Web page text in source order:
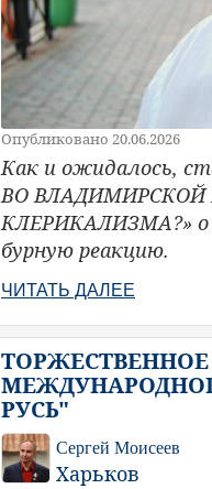
Опубликовано 20.06.2026
Как и ожидалось,
ВО ВЛАДИМИРСКОЙ
КЛЕРИКАЛИЗМА?» о
бурную реакцию.
ЧИТАТЬ ДАЛЕЕ
РУСЬ"
Сергей Моисеев
Харьков